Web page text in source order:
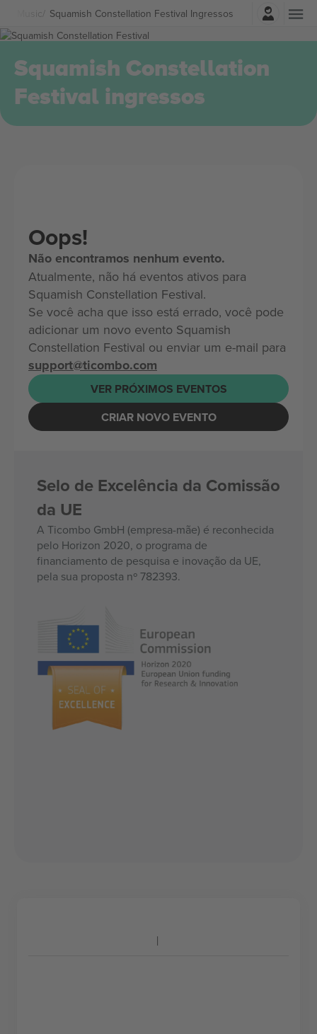
Music Squamish Constellation Festival Ingressos
Entrar
Squamish Constellation
Festival ingressos
Oops!
Não encontramos nenhum evento.
Atualmente, não há eventos ativos para
Squamish Constellation Festival.
Se você acha que isso está errado, você pode
adicionar um novo evento Squamish
Constellation Festival ou enviar um e-mail para
support@ticombo.com
VER PRÓXIMOS EVENTOS
CRIAR NOVO EVENTO
Selo de Excelência da Comissão
da UE
A Ticombo GmbH (empresa-mãe) é reconhecida
pelo Horizon 2020, o programa de
financiamento de pesquisa e inovação da UE,
pela sua proposta nº 782393.